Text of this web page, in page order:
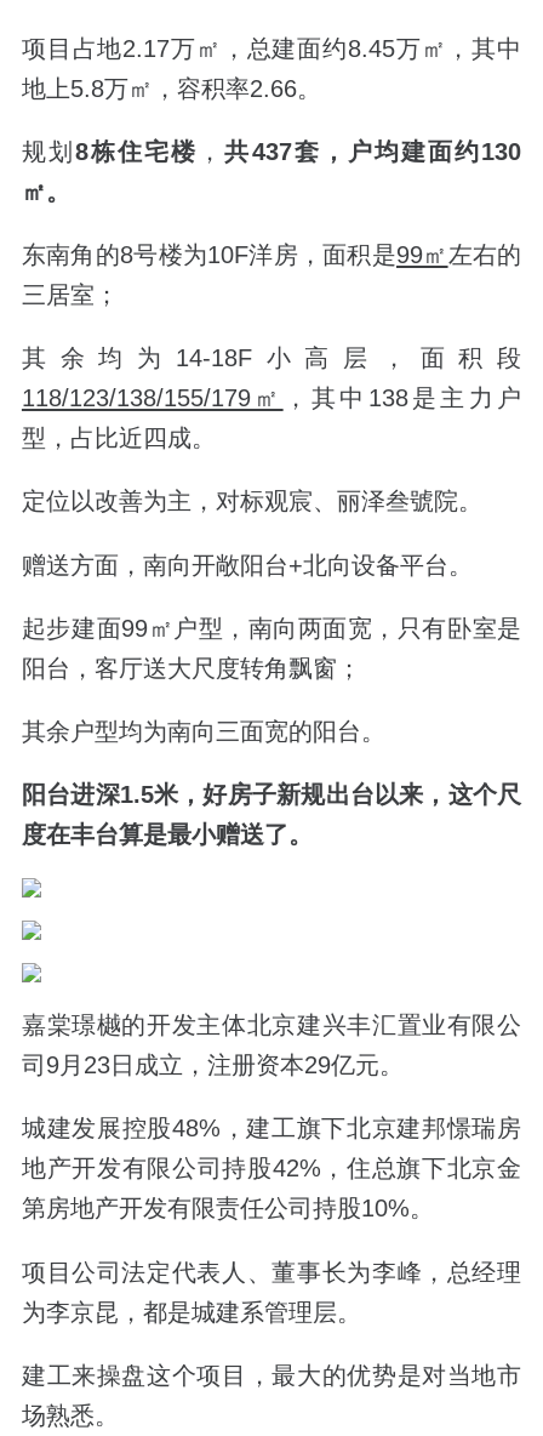
项目占地2.17万㎡，总建面约8.45万㎡，其中
地上5.8万㎡，容积率2.66。
规划8栋住宅楼 ，共437套，户均建面约130
㎡。
东南角的8号楼为10F洋房，面积是99㎡ 左右的
三居室；
其余均为14-18F小高层，面积段
118/123/138/155/179㎡
，其中138是主力户
型 ，占比近四成。
定位以改善为主，对标观宸、丽泽叁號院。
赠送方面，南向开敞阳台+北向设备平台。
起步建面99㎡户型，南向两面宽，只有卧室是
阳台，客厅送大尺度转角飘窗；
其余户型均为南向三面宽的阳台。
阳台进深1.5米，好房子新规出台以来，这个尺
度在丰台算是最小赠送了。
嘉棠璟樾的开发主体北京建兴丰汇置业有限公
司9月23日成立，注册资本29亿元。
城建发展控股48%，建工旗下北京建邦憬瑞房
地产开发有限公司持股42%，住总旗下北京金
第房地产开发有限责任公司持股10%。
项目公司法定代表人、董事长为李峰，总经理
为李京昆，都是城建系管理层。
建工来操盘这个项目，最大的优势是对当地市
场熟悉。